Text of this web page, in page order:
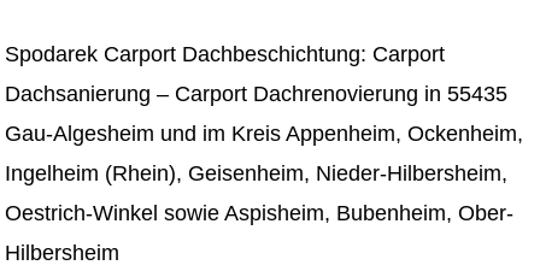
Spodarek Carport Dachbeschichtung: Carport
Dachsanierung – Carport Dachrenovierung in 55435
Gau-Algesheim und im Kreis Appenheim, Ockenheim,
Ingelheim (Rhein), Geisenheim, Nieder-Hilbersheim,
Oestrich-Winkel sowie Aspisheim, Bubenheim, Ober-
Hilbersheim